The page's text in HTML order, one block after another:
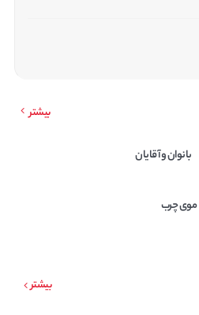
بیشتر
بانوان و آقایان
موی چرب
بیشتر